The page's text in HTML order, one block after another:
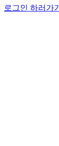
로그인 하러가기